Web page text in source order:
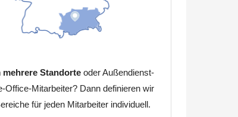
mehrere Standorteoder Außendienst-
Office-Mitarbeiter? Dann definieren wir
für jeden Mitarbeiter individuell.